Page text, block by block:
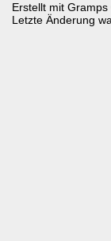
Erstellt mit Gramps
Letzte Änderung